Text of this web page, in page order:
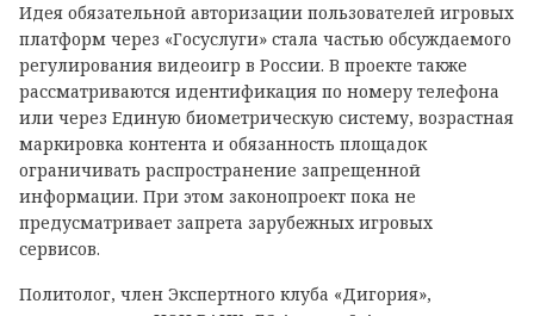
Идея обязательной авторизации пользователей игровых
платформ через «Госуслуги» стала частью обсуждаемого
регулирования видеоигр в России. В проекте также
рассматриваются идентификация по номеру телефона
или через Единую биометрическую систему, возрастная
маркировка контента и обязанность площадок
ограничивать распространение запрещенной
информации. При этом законопроект пока не
предусматривает запрета зарубежных игровых
сервисов.
Политолог, член Экспертного клуба «Дигория»,